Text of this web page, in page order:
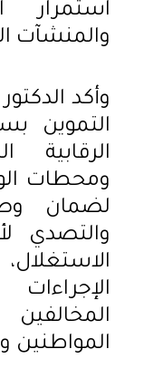
استمرار
والمنشآت
وأكد
التموين
الرقابية
ومحطات
لضمان
والتصدي
المواطنين